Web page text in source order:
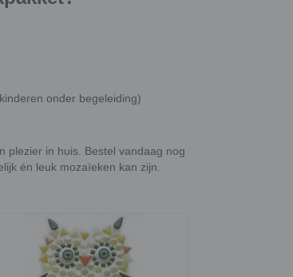
onder begeleiding)
plezier in huis. Bestel vandaag nog
én leuk mozaïeken kan zijn.